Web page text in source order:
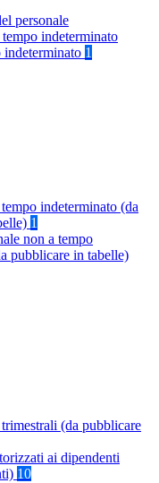
personale
indeterminato
indeterminato 1
indeterminato (da
1
non a tempo
pubblicare in tabelle)
trimestrali (da pubblicare
ai dipendenti
10